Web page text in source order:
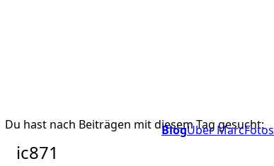
BlogÜber MarcFotos
Du hast nach Beiträgen mit diesem Tag gesucht:
ic871